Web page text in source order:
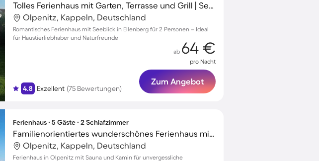
Tolles Ferienhaus mit Garten, Terrasse und Grill | Seeblick | Hunde erlaubt
Olpenitz, Kappeln, Deutschland
Romantisches Ferienhaus mit Seeblick in Ellenberg für 2 Personen – Ideal
für Haustierliebhaber und Naturfreunde
4.8 Exzellent (75 Bewertungen)
ab 64 €
pro Nacht
Zum Angebot
Ferienhaus ∙ 5 Gäste ∙ 2 Schlafzimmer
Familienorientiertes wunderschönes Ferienhaus mit Grill, Garten und Terrasse | Naturblick | Haustiere erlaubt
Olpenitz, Kappeln, Deutschland
Ferienhaus in Olpenitz mit Sauna und Kamin für unvergessliche